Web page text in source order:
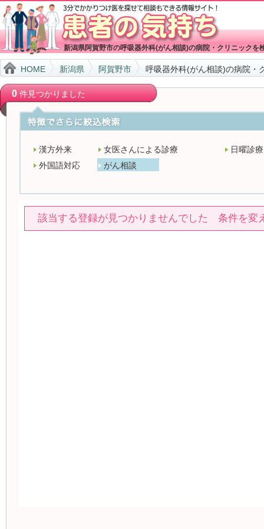
新潟県阿賀野市の呼吸器外科(がん相談)の病院・クリニックを
HOME 新潟県 阿賀野市 呼吸器外科(がん相談)の病院・
0件見つかりました
漢方外来 女医さんによる診療
日曜診療
外国語対応
がん相談
該当する登録が見つかりませんでした 条件を